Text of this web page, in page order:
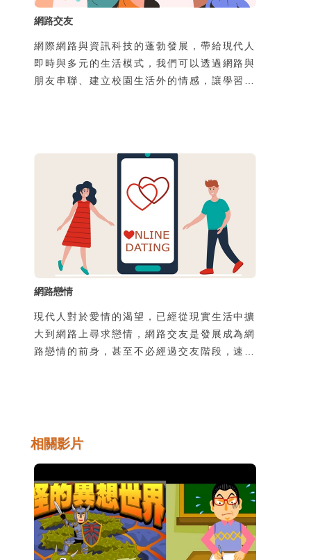
網路交友
網際網路與資訊科技的蓬勃發展，帶給現代人
即時與多元的生活模式，我們可以透過網路與
朋友串聯、建立校園生活外的情感，讓學習與
性的同時，也必須了解網路交友的特性及注意
事項，才能安全合宜地在這個資訊世代中溝通
互動。
網路戀情
現代人對於愛情的渴望，已經從現實生活中擴
大到網路上尋求戀情，網路交友是發展成為網
路戀情的前身，甚至不必經過交友階段，速食
一分防範，以免賠了夫人又折兵。
相關影片